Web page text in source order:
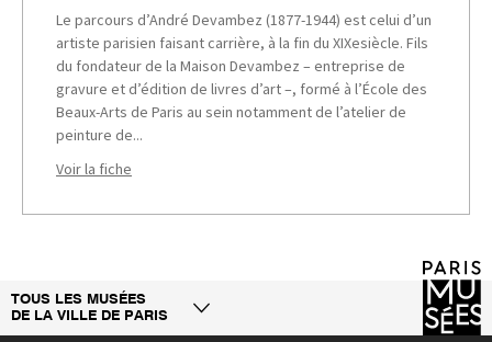
Le parcours d’André Devambez (1877-1944) est celui d’un
artiste parisien faisant carrière, à la fin du XIXesiècle. Fils
du fondateur de la Maison Devambez – entreprise de
gravure et d’édition de livres d’art –, formé à l’École des
Beaux-Arts de Paris au sein notamment de l’atelier de
peinture de...
Voir la fiche
TOUS LES MUSÉES
DE LA VILLE DE PARIS